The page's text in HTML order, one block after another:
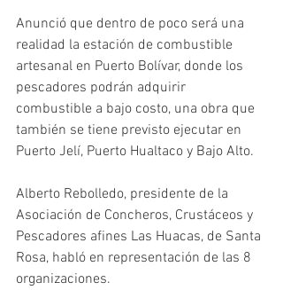
Anunció que dentro de poco será una
realidad la estación de combustible
artesanal en Puerto Bolívar, donde los
pescadores podrán adquirir
combustible a bajo costo, una obra que
también se tiene previsto ejecutar en
Puerto Jelí, Puerto Hualtaco y Bajo Alto.
Alberto Rebolledo, presidente de la
Asociación de Concheros, Crustáceos y
Pescadores afines Las Huacas, de Santa
Rosa, habló en representación de las 8
organizaciones.